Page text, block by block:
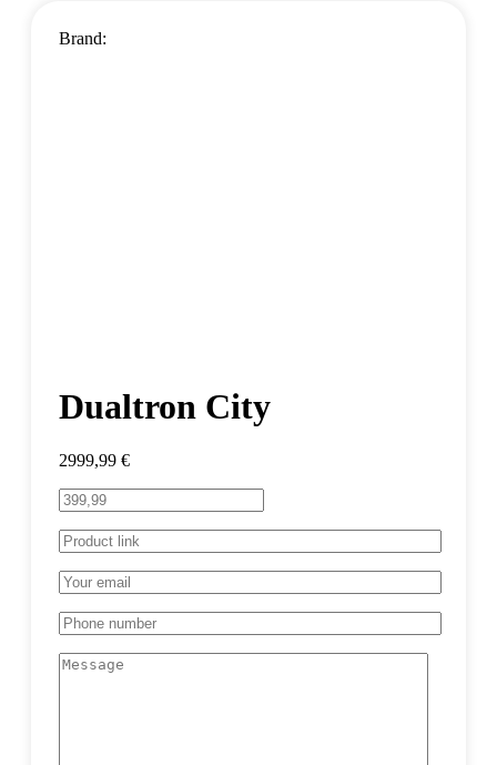
Brand:
Dualtron City
2999,99 €